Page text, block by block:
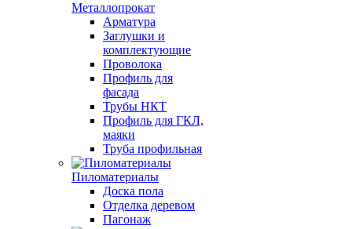
Металлопрокат
Арматура
Заглушки и
комплектующие
Проволока
Профиль для
фасада
Трубы НКТ
Профиль для ГКЛ,
маяки
Труба профильная
Пиломатериалы
Доска пола
Отделка деревом
Пагонаж